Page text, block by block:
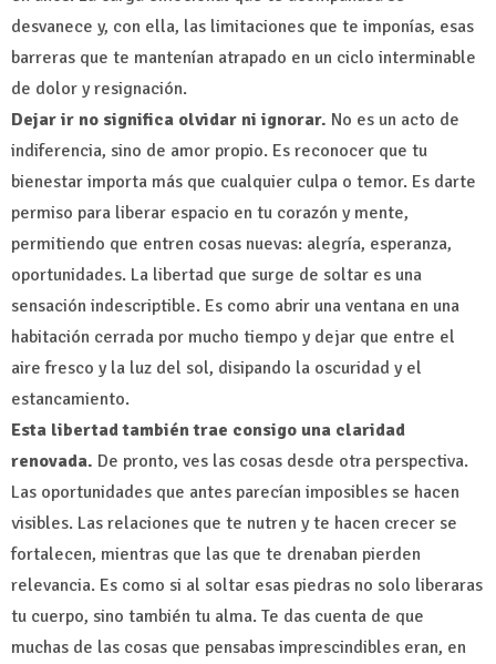
desvanece y, con ella, las limitaciones que te imponías, esas
barreras que te mantenían atrapado en un ciclo interminable
de dolor y resignación.
Dejar ir no significa olvidar ni ignorar. No es un acto de
indiferencia, sino de amor propio. Es reconocer que tu
bienestar importa más que cualquier culpa o temor. Es darte
permiso para liberar espacio en tu corazón y mente,
permitiendo que entren cosas nuevas: alegría, esperanza,
oportunidades. La libertad que surge de soltar es una
sensación indescriptible. Es como abrir una ventana en una
habitación cerrada por mucho tiempo y dejar que entre el
aire fresco y la luz del sol, disipando la oscuridad y el
estancamiento.
Esta libertad también trae consigo una claridad
renovada. De pronto, ves las cosas desde otra perspectiva.
Las oportunidades que antes parecían imposibles se hacen
visibles. Las relaciones que te nutren y te hacen crecer se
fortalecen, mientras que las que te drenaban pierden
relevancia. Es como si al soltar esas piedras no solo liberaras
tu cuerpo, sino también tu alma. Te das cuenta de que
muchas de las cosas que pensabas imprescindibles eran, en